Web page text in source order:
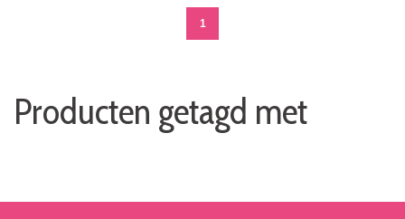
1
Producten getagd met